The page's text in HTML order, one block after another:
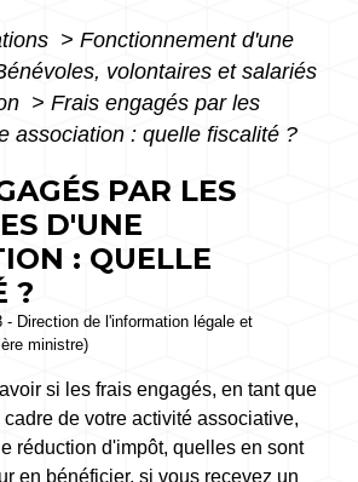
> Fonctionnement d'une
volontaires et salariés
> Frais engagés par les
association : quelle fiscalité ?
PAR LES
D'UNE
: QUELLE
?
- Direction de l'information légale et
ministre)
si les frais engagés, en tant que
de votre activité associative,
réduction d'impôt, quelles en sont
en bénéficier, si vous recevez un